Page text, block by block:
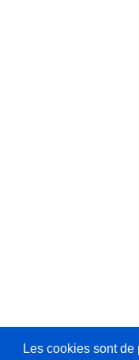
Les cookies sont